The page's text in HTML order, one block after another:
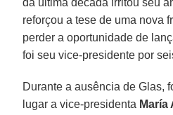
da última década irritou seu
reforçou a tese de uma nova
perder a oportunidade de
foi seu vice-presidente por
Durante a ausência de Glas,
lugar a vice-presidenta María